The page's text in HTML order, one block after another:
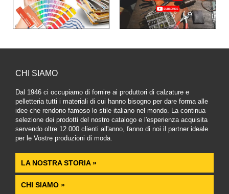
CHI SIAMO
Dal 1946 ci occupiamo di fornire ai produttori di calzature e
pelletteria tutti i materiali di cui hanno bisogno per dare forma alle
idee che rendono famoso lo stile italiano nel mondo. La continua
selezione dei prodotti del nostro catalogo e l'esperienza acquisita
servendo oltre 12.000 clienti all'anno, fanno di noi il partner ideale
per le Vostre produzioni di moda.
LA NOSTRA STORIA »
CHI SIAMO »